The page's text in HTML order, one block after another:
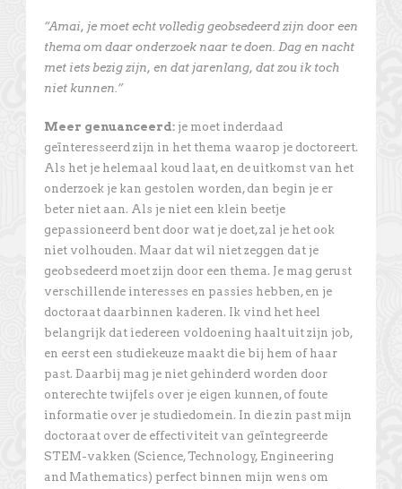
“Amai, je moet echt volledig geobsedeerd zijn door een
thema om daar onderzoek naar te doen. Dag en nacht
met iets bezig zijn, en dat jarenlang, dat zou ik toch
niet kunnen.”
Meer genuanceerd: je moet inderdaad
geïnteresseerd zijn in het thema waarop je doctoreert.
Als het je helemaal koud laat, en de uitkomst van het
onderzoek je kan gestolen worden, dan begin je er
beter niet aan. Als je niet een klein beetje
gepassioneerd bent door wat je doet, zal je het ook
niet volhouden. Maar dat wil niet zeggen dat je
geobsedeerd moet zijn door een thema. Je mag gerust
verschillende interesses en passies hebben, en je
doctoraat daarbinnen kaderen. Ik vind het heel
belangrijk dat iedereen voldoening haalt uit zijn job,
en eerst een studiekeuze maakt die bij hem of haar
past. Daarbij mag je niet gehinderd worden door
onterechte twijfels over je eigen kunnen, of foute
informatie over je studiedomein. In die zin past mijn
doctoraat over de effectiviteit van geïntegreerde
STEM-vakken (Science, Technology, Engineering
and Mathematics) perfect binnen mijn wens om